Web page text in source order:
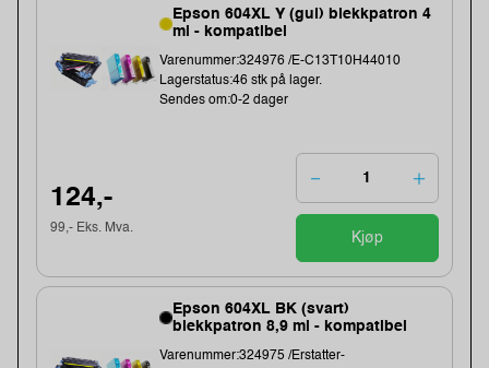
Epson 604XL Y (gul) blekkpatron 4
ml - kompatibel
Varenummer:324976 /E-C13T10H44010
Lagerstatus:46 stk på lager.
Sendes om:0-2 dager
124,-
99,- Eks. Mva.
Kjøp
Epson 604XL BK (svart)
blekkpatron 8,9 ml - kompatibel
Varenummer:324975 /Erstatter-